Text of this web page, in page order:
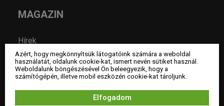
MAGAZIN
Hírek
Év lakberendezője pályázatok
Pályázatok
Álláshirdetés
Azért, hogy megkönnyítsük látogatóink számára a weboldal
használatát, oldalunk cookie-kat, ismert nevén sütiket használ.
Weboldalunk böngészésével Ön beleegyezik, hogy a
számítógépén, illetve mobil eszközén cookie-kat tároljunk.
Elfogadom